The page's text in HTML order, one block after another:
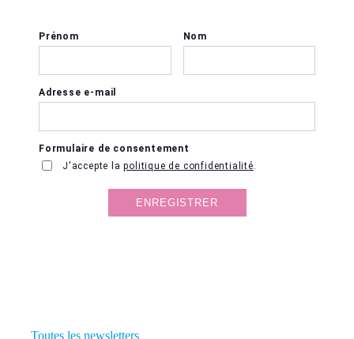
Toutes les newsletters